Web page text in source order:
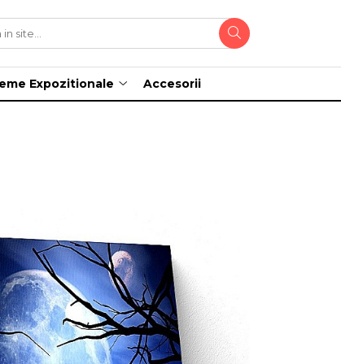
Expozitionale Accesorii